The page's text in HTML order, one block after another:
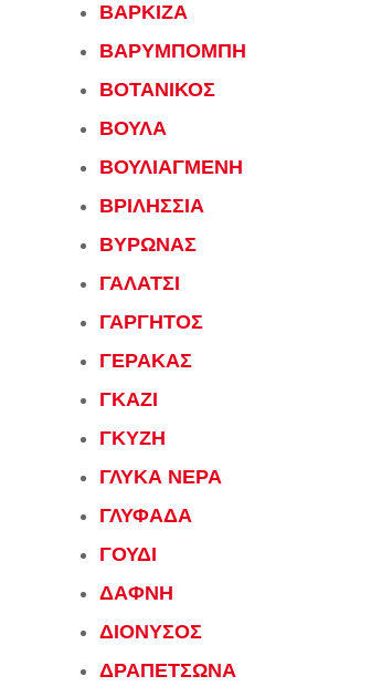
ΒΑΡΚΙΖΑ
ΒΑΡΥΜΠΟΜΠΗ
ΒΟΤΑΝΙΚΟΣ
ΒΟΥΛΑ
ΒΟΥΛΙΑΓΜΕΝΗ
ΒΡΙΛΗΣΣΙΑ
ΒΥΡΩΝΑΣ
ΓΑΛΑΤΣΙ
ΓΑΡΓΗΤΟΣ
ΓΕΡΑΚΑΣ
ΓΚΑΖΙ
ΓΚΥΖΗ
ΓΛΥΚΑ ΝΕΡΑ
ΓΛΥΦΑΔΑ
ΓΟΥΔΙ
ΔΑΦΝΗ
ΔΙΟΝΥΣΟΣ
ΔΡΑΠΕΤΣΩΝΑ